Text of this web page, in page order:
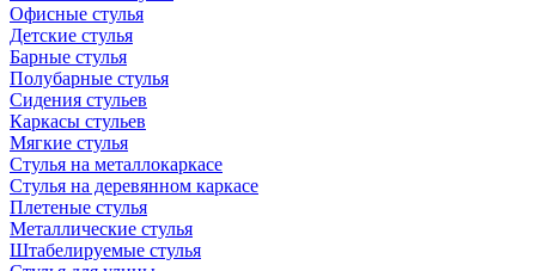
Офисные стулья
Детские стулья
Барные стулья
Полубарные стулья
Сидения стульев
Каркасы стульев
Мягкие стулья
Стулья на металлокаркасе
Стулья на деревянном каркасе
Плетеные стулья
Металлические стулья
Штабелируемые стулья